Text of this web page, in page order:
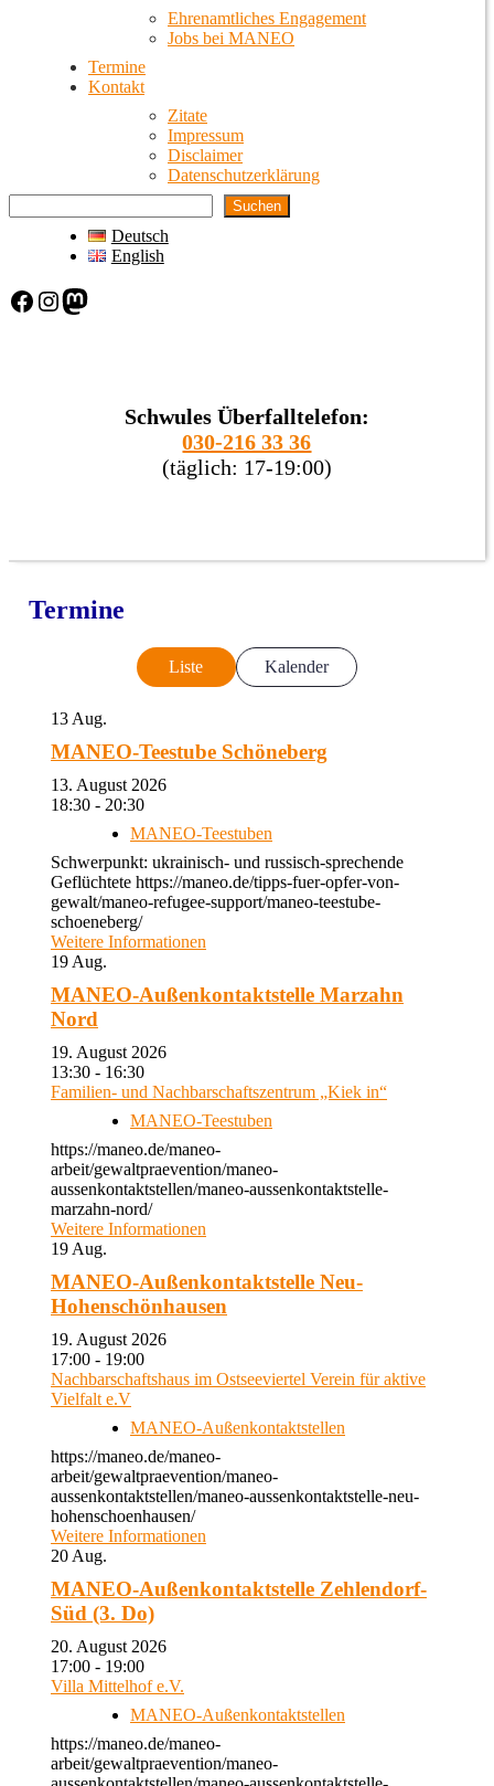
Ehrenamtliches Engagement
Jobs bei MANEO
Termine
Kontakt
Zitate
Impressum
Disclaimer
Datenschutzerklärung
Suchen
Deutsch
English
Facebook Instagram Mastodon
Schwules Überfalltelefon:
030-216 33 36
(täglich: 17-19:00)
Termine
Liste Kalender
13 Aug.
MANEO-Teestube Schöneberg
13. August 2026
18:30 - 20:30
MANEO-Teestuben
Schwerpunkt: ukrainisch- und russisch-sprechende
Geflüchtete https://maneo.de/tipps-fuer-opfer-von-
gewalt/maneo-refugee-support/maneo-teestube-
schoeneberg/
Weitere Informationen
19 Aug.
MANEO-Außenkontaktstelle Marzahn
Nord
19. August 2026
13:30 - 16:30
Familien- und Nachbarschaftszentrum „Kiek in“
MANEO-Teestuben
https://maneo.de/maneo-
arbeit/gewaltpraevention/maneo-
aussenkontaktstellen/maneo-aussenkontaktstelle-
marzahn-nord/
Weitere Informationen
19 Aug.
MANEO-Außenkontaktstelle Neu-
Hohenschönhausen
19. August 2026
17:00 - 19:00
Nachbarschaftshaus im Ostseeviertel Verein für aktive
Vielfalt e.V
MANEO-Außenkontaktstellen
https://maneo.de/maneo-
arbeit/gewaltpraevention/maneo-
aussenkontaktstellen/maneo-aussenkontaktstelle-neu-
hohenschoenhausen/
Weitere Informationen
20 Aug.
MANEO-Außenkontaktstelle Zehlendorf-
Süd (3. Do)
20. August 2026
17:00 - 19:00
Villa Mittelhof e.V.
MANEO-Außenkontaktstellen
https://maneo.de/maneo-
arbeit/gewaltpraevention/maneo-